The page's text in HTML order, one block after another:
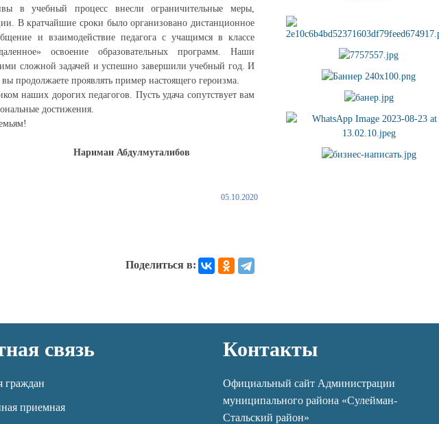
в учебный процесс внесли ограничительные меры,
В кратчайшие сроки было организовано дистанционное
и взаимодействие педагога с учащимся в классе
освоение образовательных программ. Наши
сложной задачей и успешно завершили учебный год. И
продолжаете проявлять пример настоящего героизма.
наших дорогих педагогов. Пусть удача сопутствует вам
достижения.
Абдулмуталибов
05.10.2020
Поделиться в:
связь
граждан
приемная
Контакты
Официальный сайт Администрации
муниципального района «Сулейман-
Стальский район»